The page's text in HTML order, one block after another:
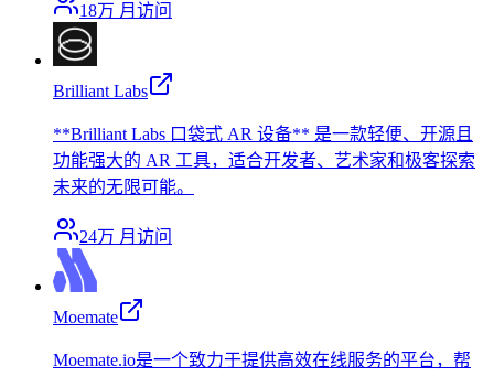
18万 月访问
Brilliant Labs
**Brilliant Labs 口袋式 AR 设备** 是一款轻便、开源且
功能强大的 AR 工具，适合开发者、艺术家和极客探索
未来的无限可能。
24万 月访问
Moemate
Moemate.io是一个致力于提供高效在线服务的平台，帮